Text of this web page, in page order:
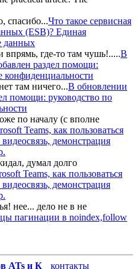
спасибо...Что такое сервисная
(ESB)? Единая
данных
впрямь, где-то там чушь!.....В
раздел помощи:
конфиденциальности
там ничего...В обновлении
помощи: руководство по
по началу (с вполне
Teams, как пользоваться
демонстрация
думал долго
Teams, как пользоваться
демонстрация
нее... дело не в не
пагинации в noindex,follow
ATs и К контакты